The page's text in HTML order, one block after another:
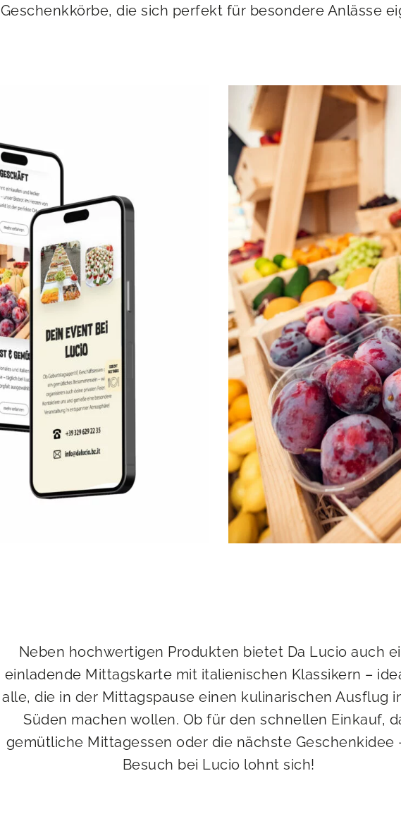
Geschenkkörbe, die sich perfekt für besondere Anlässe
Neben hochwertigen Produkten bietet Da Lucio auch
einladende Mittagskarte mit italienischen Klassikern –
alle, die in der Mittagspause einen kulinarischen Ausflug
Süden machen wollen. Ob für den schnellen Einkauf,
gemütliche Mittagessen oder die nächste Geschenkidee
Besuch bei Lucio lohnt sich!